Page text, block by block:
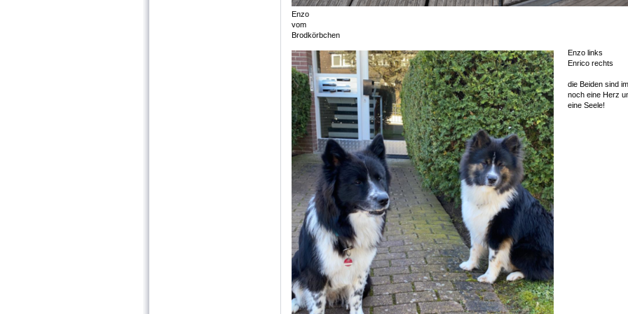
Enzo
vom
Brodkörbchen
Enzo links
Enrico rechts
die Beiden sind
noch eine Herz
eine Seele!